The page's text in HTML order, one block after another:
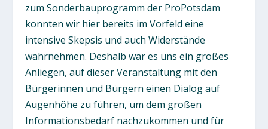
zum Sonderbauprogramm der ProPotsdam
konnten wir hier bereits im Vorfeld eine
intensive Skepsis und auch Widerstände
wahrnehmen. Deshalb war es uns ein großes
Anliegen, auf dieser Veranstaltung mit den
Bürgerinnen und Bürgern einen Dialog auf
Augenhöhe zu führen, um dem großen
Informationsbedarf nachzukommen und für